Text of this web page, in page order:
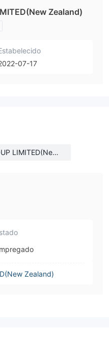
Zealand)
07-17
LIMITED(New
Zealand)